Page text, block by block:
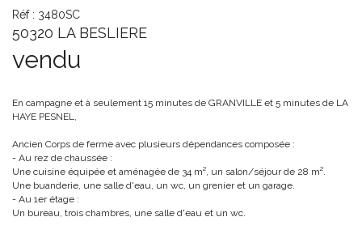
Réf : 3480SC
50320 LA BESLIERE
vendu
En campagne et à seulement 15 minutes de GRANVILLE et 5 minutes de LA
HAYE PESNEL,
Ancien Corps de ferme avec plusieurs dépendances composée :
- Au rez de chaussée :
Une cuisine équipée et aménagée de 34 m², un salon/séjour de 28 m².
Une buanderie, une salle d'eau, un wc, un grenier et un garage.
- Au 1er étage :
Un bureau, trois chambres, une salle d'eau et un wc.